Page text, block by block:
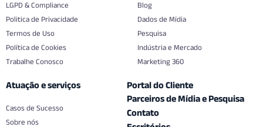
LGPD & Compliance
Politica de Privacidade
Termos de Uso
Política de Cookies
Trabalhe Conosco
Blog
Dados de Mídia
Pesquisa
Indústria e Mercado
Marketing 360
Atuação e serviços
Casos de Sucesso
Sobre nós
Portal do Cliente
Parceiros de Mídia e Pesquisa
Contato